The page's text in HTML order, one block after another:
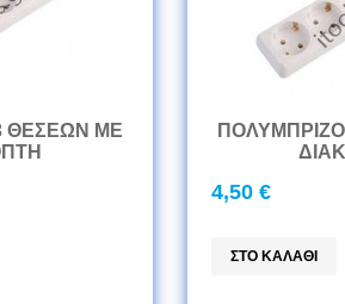
ΘΕΣΕΩΝ ΜΕ
4,50 €